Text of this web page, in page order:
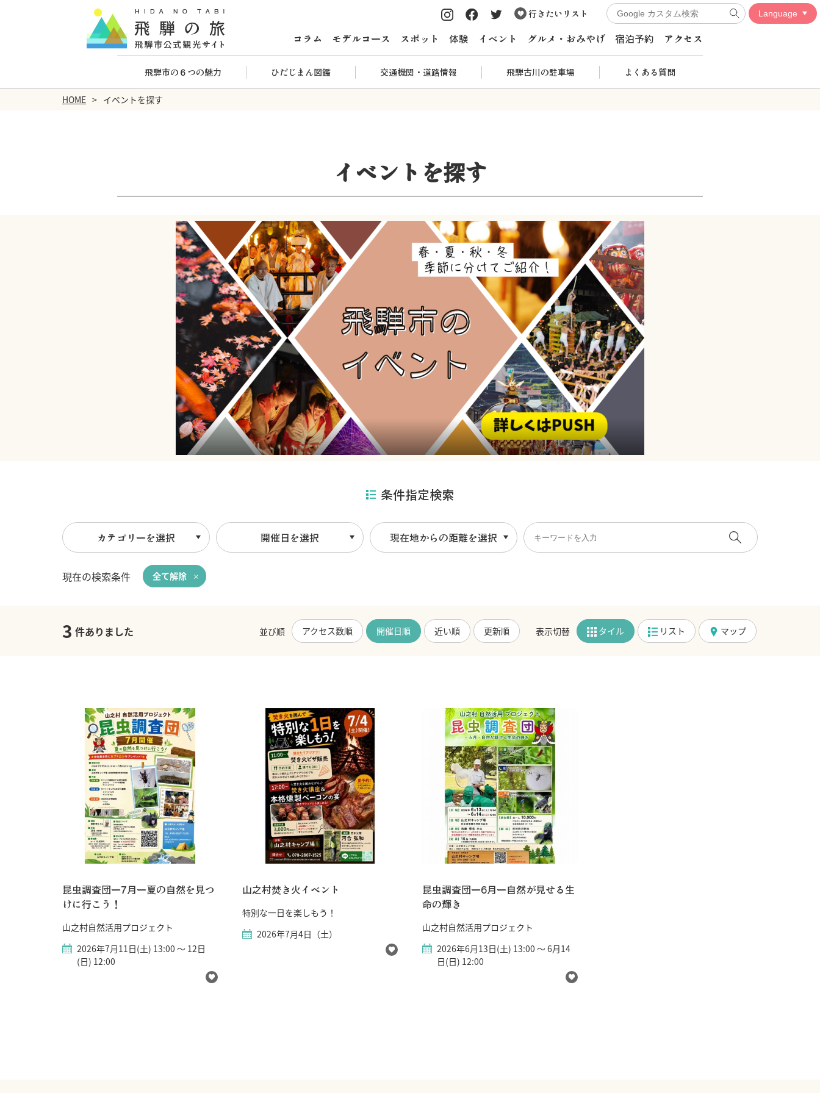
行きたいリスト
コラム モデルコース スポット 体験 イベント グルメ・おみやげ 宿泊予約 アクセス
飛騨市の６つの魅力 ひだじまん図鑑 交通機関・道路情報 飛騨古川の駐車場 よくある質問
HOME イベントを探す
イベントを探す
条件指定検索
カテゴリーを選択 開催日を選択 現在地からの距離を選択
現在の検索条件 全て解除
3 件ありました 並び順 アクセス数順 開催日順 近い順 更新順 表示切替 タイル リスト マップ
昆虫調査団ー7月ー夏の自然を見つ
けに行こう！
山之村自然活用プロジェクト
2026年7月11日(土) 13:00 ～ 12日
(日) 12:00
山之村焚き火イベント
特別な一日を楽しもう！
2026年7月4日（土）
昆虫調査団ー6月ー自然が見せる生
命の輝き
山之村自然活用プロジェクト
2026年6月13日(土) 13:00 ～ 6月14
日(日) 12:00